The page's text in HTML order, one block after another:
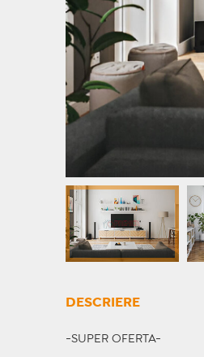
DESCRIERE
-SUPER OFERTA-